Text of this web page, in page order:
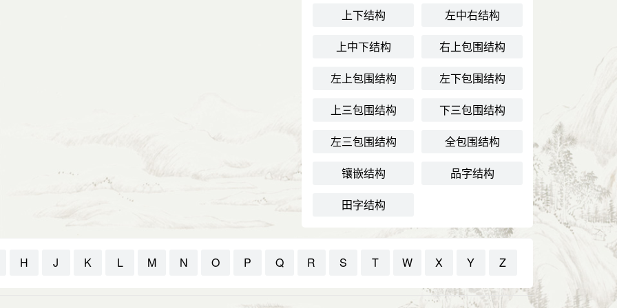
上下结构
左中右结构
上中下结构
右上包围结构
左上包围结构
左下包围结构
上三包围结构
下三包围结构
左三包围结构
全包围结构
镶嵌结构
品字结构
田字结构
H J K L M N O P Q R S T W X Y Z